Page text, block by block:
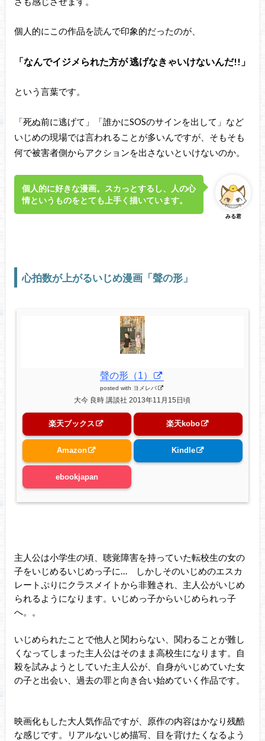
個人的にこの作品を読んで印象的だったのが、
「なんでイジメられた方が 逃げなきゃいけないんだ!!」
という言葉です。
「死ぬ前に逃げて」「誰かにSOSのサインを出して」など
いじめの現場では言われることが多いんですが、そもそも
何で被害者側からアクションを出さないといけないのか。
みる君
個人的に好きな漫画。スカっとするし、人の心
情というものをとても上手く描いています。
心拍数が上がるいじめ漫画「聲の形」
聲の形（1）
posted with ヨメレバ
大今 良時 講談社 2013年11月15日頃
楽天ブックス 楽天kobo
Amazon Kindle
ebookjapan
主人公は小学生の頃、聴覚障害を持っていた転校生の女の
子をいじめるいじめっ子に… しかしそのいじめのエスカ
レートぷりにクラスメイトから非難され、主人公がいじめ
られるようになります。いじめっ子からいじめられっ子
へ。。
いじめられたことで他人と関わらない、関わることが難し
くなってしまった主人公はそのまま高校生になります。自
殺を試みようとしていた主人公が、自身がいじめていた女
の子と出会い、過去の罪と向き合い始めていく作品です。
映画化もした大人気作品ですが、原作の内容はかなり残酷
な感じです。リアルないじめ描写、目を背けたくなるよう